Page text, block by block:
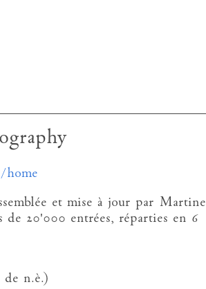
home
et mise à jour par Martine
20'000 entrées, réparties en 6
de n.è.)